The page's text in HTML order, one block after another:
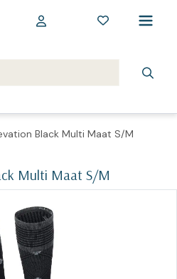
Black Multi Maat S/M
Multi Maat S/M